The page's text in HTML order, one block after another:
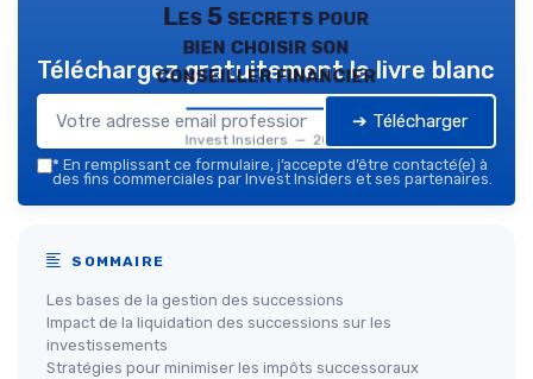
Les 5 secrets pour
bien choisir son
conseiller financier
Invest Insiders — 2026
Téléchargez gratuitement le livre blanc
➔ Télécharger
* En remplissant ce formulaire, j’accepte d’être contacté(e) à
des fins commerciales par Invest Insiders et ses partenaires.
SOMMAIRE
Les bases de la gestion des successions
Impact de la liquidation des successions sur les
investissements
Stratégies pour minimiser les impôts successoraux